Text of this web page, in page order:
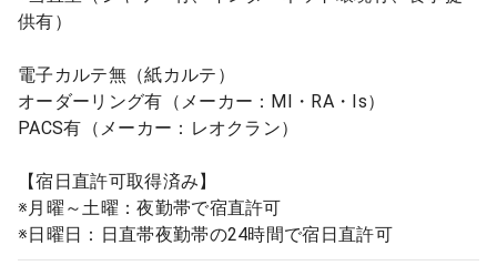
供有）
電子カルテ無（紙カルテ）
オーダーリング有（メーカー：MI・RA・Is）
PACS有（メーカー：レオクラン）
【宿日直許可取得済み】
※月曜～土曜：夜勤帯で宿直許可
※日曜日：日直帯夜勤帯の24時間で宿日直許可